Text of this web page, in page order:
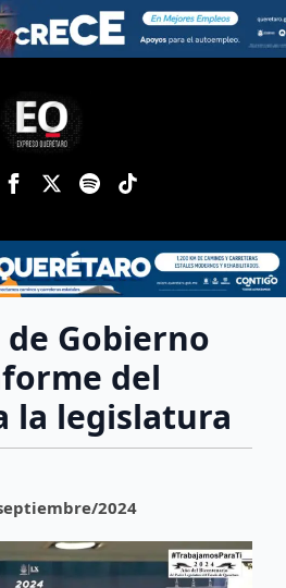
Gobierno
del
la legislatura
2024